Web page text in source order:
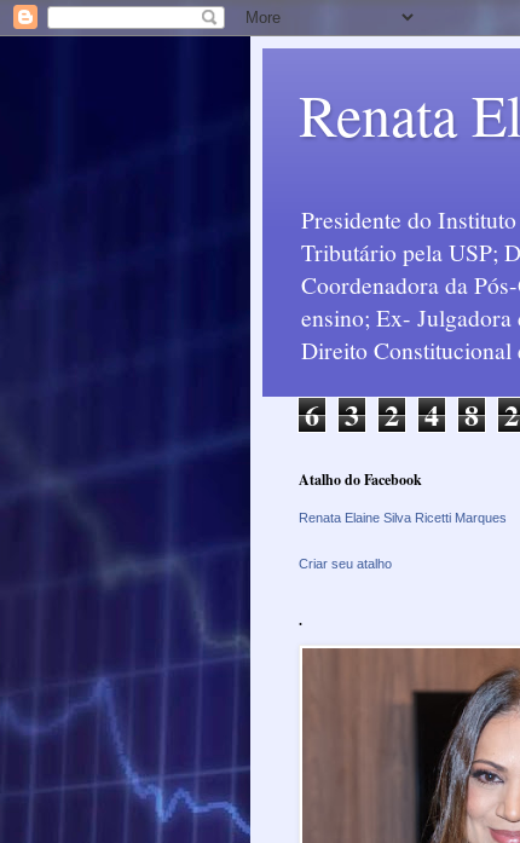
Renata
Presidente do
Tributário pela USP;
Coordenadora da
ensino; Ex-
Direito Constitucional
6 3 2 4 8 2
Atalho do Facebook
Renata Elaine Silva Ricetti Marques
Criar seu atalho
.